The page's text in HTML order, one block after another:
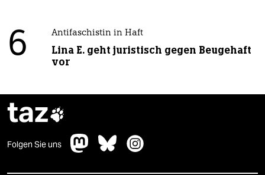
6 Antifaschistin in Haft
Lina E. geht juristisch gegen Beugehaft
vor
taz
Folgen Sie uns